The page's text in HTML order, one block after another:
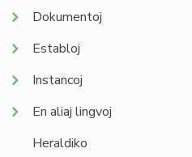
Dokumentoj
Establoj
Instancoj
En aliaj lingvoj
Heraldiko